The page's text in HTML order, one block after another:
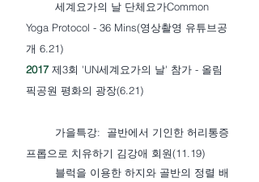
세계요가의 날 단체요가Common
Yoga Protocol - 36 Mins(영상촬영 유튜브공
개 6.21)
2017 제3회 'UN세계요가의 날' 참가 - 올림
픽공원 평화의 광장(6.21)
가을특강: 골반에서 기인한 허리통증
프롭으로 치유하기 김강애 회원(11.19)
블럭을 이용한 하지와 골반의 정렬 배